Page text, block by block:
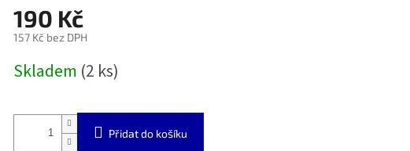
190 Kč
157 Kč bez DPH
cena:
Skladem (2 ks)
Přidat do košíku